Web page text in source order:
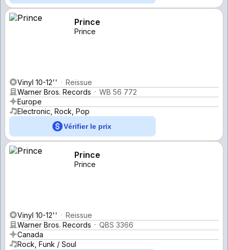
Prince
Prince
Vinyl 10-12''
Reissue
Warner Bros. Records
WB 56 772
Europe
Electronic, Rock, Pop
Vérifier le prix
Prince
Prince
Vinyl 10-12''
Reissue
Warner Bros. Records
QBS 3366
Canada
Rock, Funk / Soul